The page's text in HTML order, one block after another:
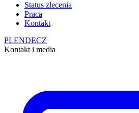
Status zlecenia
Praca
Kontakt
PLENDECZ
Kontakt i media